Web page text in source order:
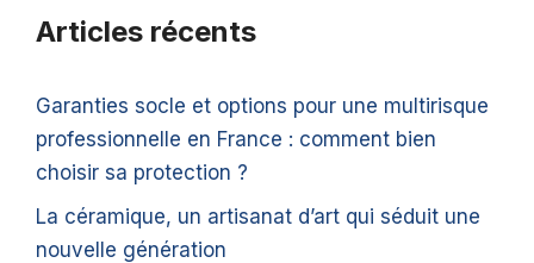
Articles récents
Garanties socle et options pour une multirisque
professionnelle en France : comment bien
choisir sa protection ?
La céramique, un artisanat d’art qui séduit une
nouvelle génération